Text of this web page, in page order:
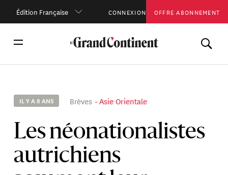
Édition Française CONNEXION OFFRE ABONNEMENT
IL Y A 8 ANS Brèves Asie Orientale
Les néonationalistes
autrichiens